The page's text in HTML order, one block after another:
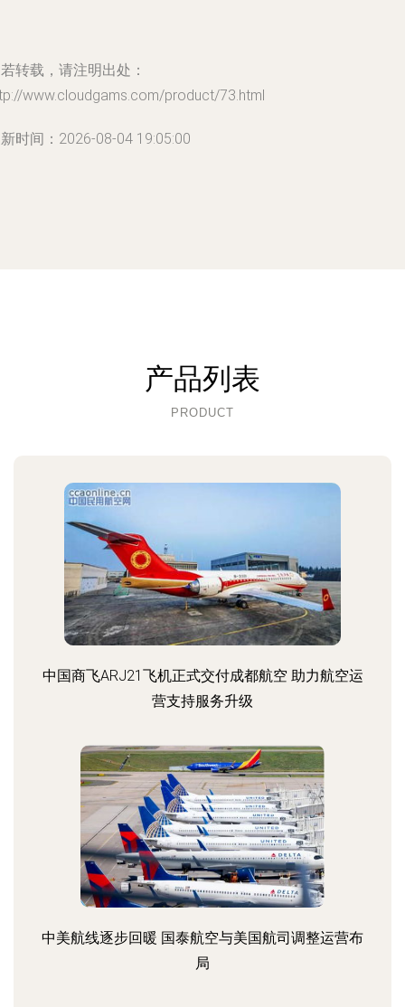
转载，请注明出处：
www.cloudgams.com/product/73.html
时间：2026-08-04 19:05:00
产品列表
PRODUCT
中国商飞ARJ21飞机正式交付成都航空 助力航空运
营支持服务升级
中美航线逐步回暖 国泰航空与美国航司调整运营布
局